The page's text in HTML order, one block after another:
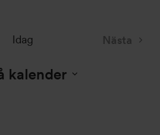
Idag
Nästa
kalender